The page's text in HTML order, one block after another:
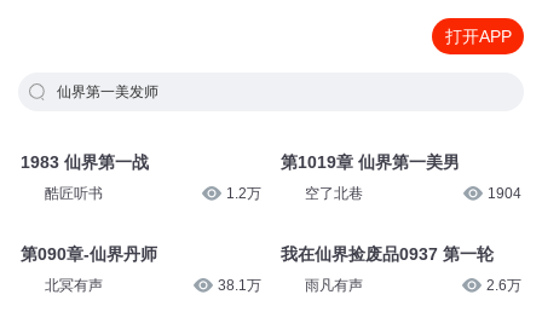
打开APP
仙界第一美发师
1983 仙界第一战
酷匠听书 1.2万
第090章-仙界丹师
北冥有声 38.1万
第1019章 仙界第一美男
空了北巷 1904
我在仙界捡废品0937 第一轮
雨凡有声 2.6万